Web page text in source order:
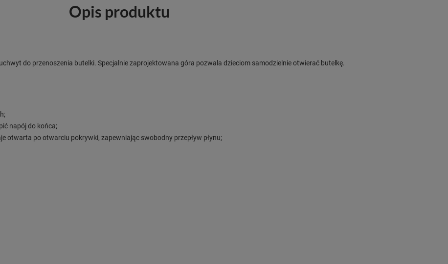
Opis produktu
do przenoszenia butelki. Specjalnie zaprojektowana góra pozwala dzieciom samodzielnie otwierać butelkę.
napój do końca;
otwarta po otwarciu pokrywki, zapewniając swobodny przepływ płynu;